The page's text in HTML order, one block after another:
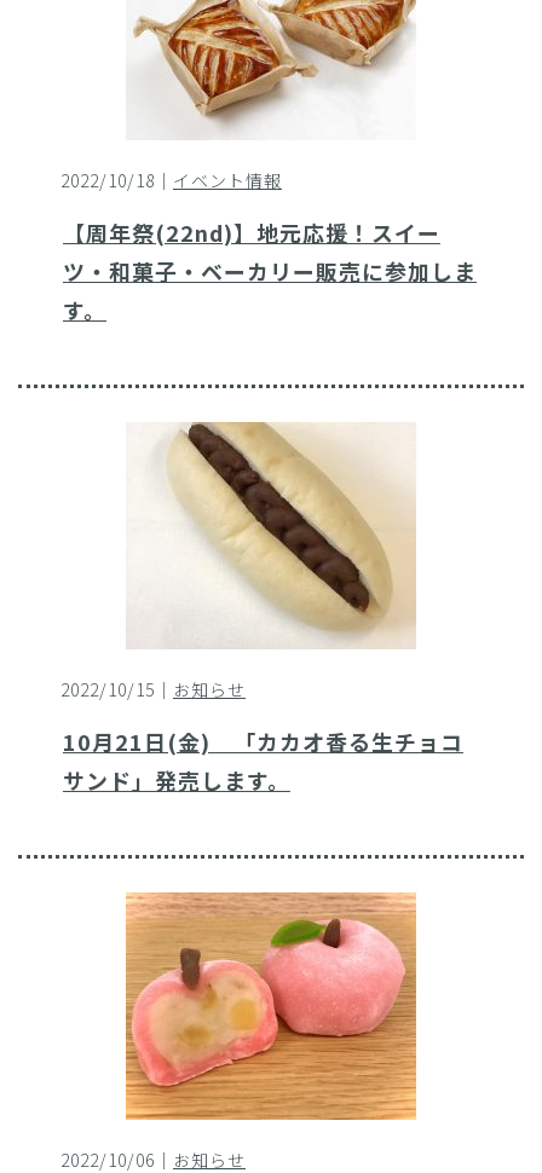
2022/10/18｜ イベント情報
【周年祭(22nd)】地元応援！スイー
ツ・和菓子・ベーカリー販売に参加しま
す。
2022/10/15｜ お知らせ
10月21日(金) 「カカオ香る生チョコ
サンド」発売します。
2022/10/06｜ お知らせ